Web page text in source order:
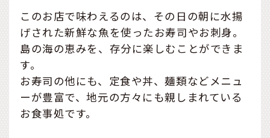
このお店で味わえるのは、その日の朝に水揚
げされた新鮮な魚を使ったお寿司やお刺身。
島の海の恵みを、存分に楽しむことができま
す。
お寿司の他にも、定食や丼、麺類などメニュ
ーが豊富で、地元の方々にも親しまれている
お食事処です。